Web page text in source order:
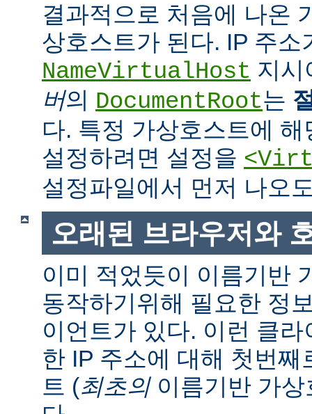
결과적으로 처음에 나온
상호스트가 된다. IP 주소
NameVirtualHost 지
버의 DocumentRoot는
다. 특정 가상호스트에
설정하려면 설정을
설정파일에서 먼저 나오
오래된 브라우저와
이미 적었듯이 이름기반
동작하기위해 필요한 정
이언트가 있다. 이런 클
한 IP 주소에 대해 첫번
트 (최초의이름기반 가상